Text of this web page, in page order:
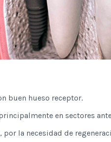
buen hueso receptor.
en sectores
la necesidad de